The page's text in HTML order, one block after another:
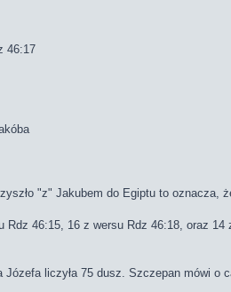
46:17
"z" Jakubem do Egiptu to oznacza,
46:15, 16 z wersu Rdz 46:18, oraz
liczyła 75 dusz. Szczepan mówi